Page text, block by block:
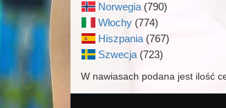
Norwegia (790)
Włochy (774)
Hiszpania (767)
Szwecja (723)
W nawiasach podana jest ilość